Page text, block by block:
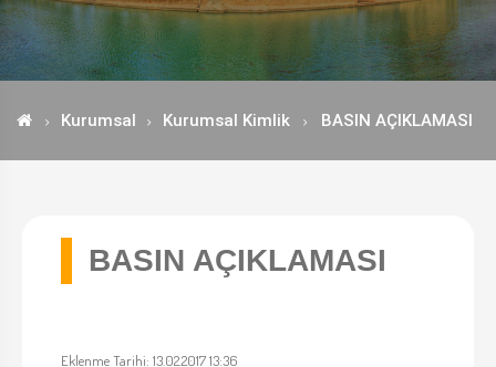
Kurumsal Kurumsal Kimlik BASIN AÇIKLAMASI
BASIN AÇIKLAMASI
Eklenme Tarihi: 13.02.2017 13:36